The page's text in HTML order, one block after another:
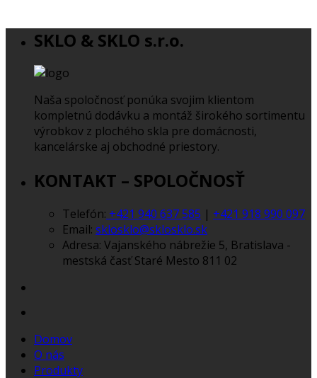
SKLO & SKLO s.r.o.
Naša spoločnosť ponúka svojim klientom
kompletnú dodávku a montáž širokého sortimentu
výrobkov z plochého skla pre domácnosti,
kancelárske aj obchodné priestory.
KONTAKT – SPOLOČNOSŤ
Telefón: +421 940 637 585 | +421 918 990 097
Email: sklosklo@sklosklo.sk
Adresa: Vajanského nábrežie 5, Bratislava -
mestská časť Staré Mesto 811 02
Domov
O nás
Produkty